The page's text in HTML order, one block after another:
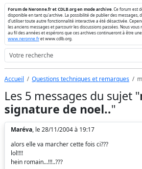
Forum de Neronne.fr et CDLB.org en mode archive . Ce forum est
disponible en tant qu'archive. La possibilité de publier des messages,
d'utiliser toute autre fonctionnalité interactive a été désactivée.
les anciens messages et parcourir les discussions passées. Nous
au fil des années et espérons que ces archives continueront à être
www.neronne.fret www.cdlb.org.
Accueil Questions techniques et remarques
Les 5 messages du sujet "
signature de noel.."
Maréva, le 28/11/2004 à 19:17
alors elle va marcher cette fois ci???
lol!!!!
hein romain...!!!..???